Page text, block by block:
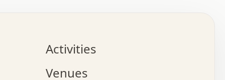
.   .   .   .   .   .   .   .   x   .   .   .   .
o   .   .   .   .   .   .   .   .   x   .   .   .
.   .   .   :   .   .   .   x   .   .   .   :   .
Activities
Venues